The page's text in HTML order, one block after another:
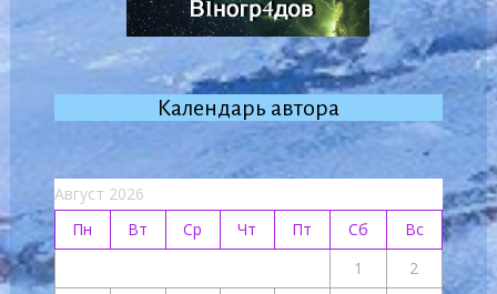
Календарь автора
Август 2026
Пн
Вт Ср Чт Пт Сб
Вс
1
2